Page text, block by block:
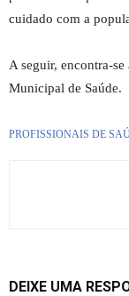
cuidado com a
A seguir, encontra-
Municipal de Saúde.
PROFISSIONAIS DE
DEIXE UMA